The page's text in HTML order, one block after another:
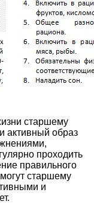
старшему
активный образ
проходить
правильного
старшему
и